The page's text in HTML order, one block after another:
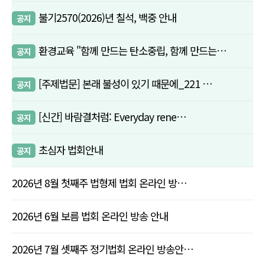
공지 불기2570(2026)년 칠석, 백중 안내
공지 환경교육 "함께 만드는 탄소중립, 함께 만드는…
공지 [주제법문] 본래 불성이 있기 때문에_221 …
공지 [신간] 바람결처럼: Everyday rene…
공지 초심자 법회안내
2026년 8월 첫째주 법형제 법회 온라인 방…
2026년 6월 보름 법회 온라인 방송 안내
2026년 7월 셋째주 정기법회 온라인 방송안…